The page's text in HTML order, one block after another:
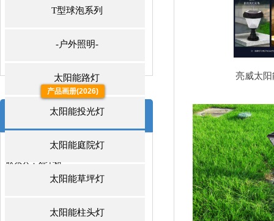
T型球泡系列
-户外照明-
太阳能路灯
太阳能投光灯
太阳能庭院灯
太阳能草坪灯
太阳能柱头灯
亮威太
产品画册(2026)
联系我们/ CONTACTS
深圳市威诺华科技开发有限公司
联系人：郑小姐
邮箱：jeniffer@we-nova.com
传真：0755-84889992